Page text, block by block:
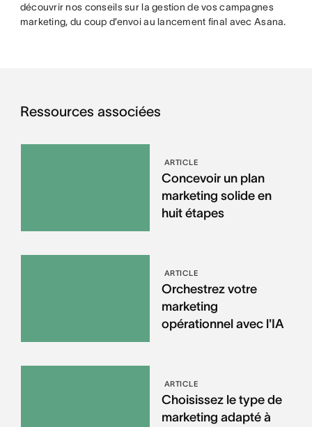
découvrir nos conseils sur la gestion de vos campagnes
marketing, du coup d’envoi au lancement final avec Asana.
Ressources associées
ARTICLE
Concevoir un plan
marketing solide en
huit étapes
ARTICLE
Orchestrez votre
marketing
opérationnel avec l'IA
ARTICLE
Choisissez le type de
marketing adapté à